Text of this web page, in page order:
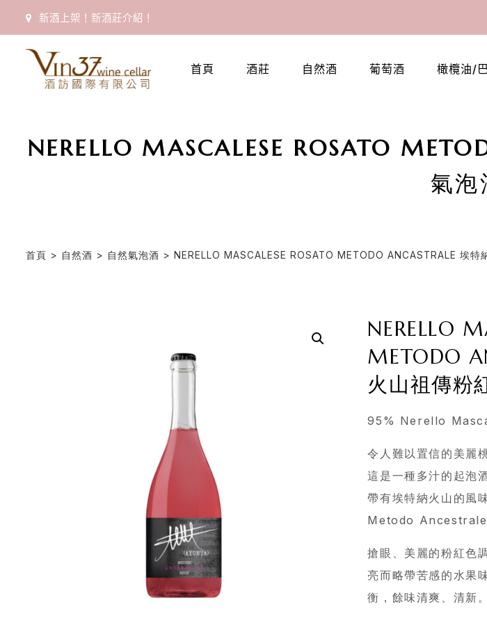
新酒上架！新酒莊介紹！
首頁 酒莊 自然酒 葡萄酒 橄欖油/
NERELLO MASCALESE ROSATO
氣泡
首頁 > 自然酒 > 自然氣泡酒 > NERELLO MASCALESE ROSATO METODO ANCASTRALE 埃特
NERELLO
METODO
火山祖傳粉
95% Nerello
令人難以置信的美麗
這是一種多汁的起泡酒
帶有埃特納火山的風
Metodo Ancestrale
搶眼、美麗的粉紅色
亮而略帶苦感的水果
衡，餘味清爽、清新。